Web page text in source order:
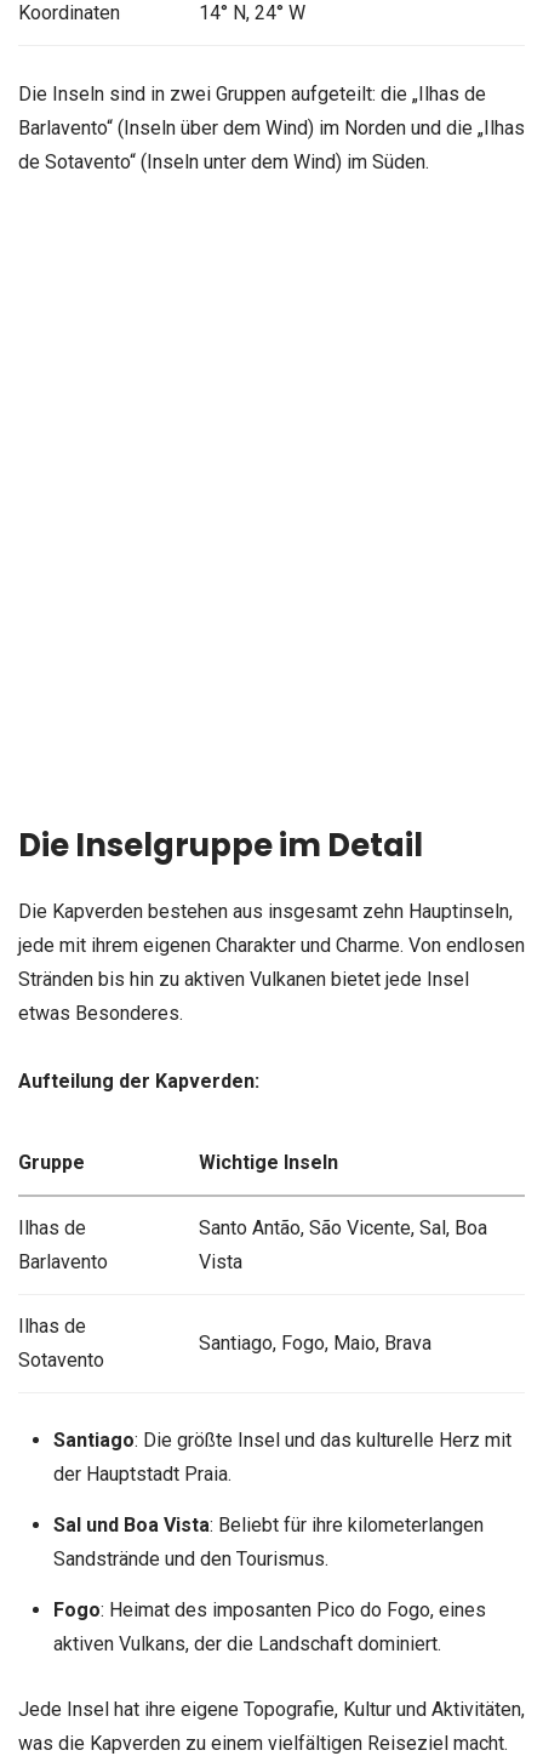
Koordinaten 14° N, 24° W
Die Inseln sind in zwei Gruppen aufgeteilt: die „Ilhas de
Barlavento“ (Inseln über dem Wind) im Norden und die „Ilhas
de Sotavento“ (Inseln unter dem Wind) im Süden.
Die Inselgruppe im Detail
Die Kapverden bestehen aus insgesamt zehn Hauptinseln,
jede mit ihrem eigenen Charakter und Charme. Von endlosen
Stränden bis hin zu aktiven Vulkanen bietet jede Insel
etwas Besonderes.
Aufteilung der Kapverden:
Gruppe Wichtige Inseln
Ilhas de
Barlavento
Santo Antão, São Vicente, Sal, Boa
Vista
Ilhas de
Sotavento
Santiago, Fogo, Maio, Brava
Santiago: Die größte Insel und das kulturelle Herz mit
der Hauptstadt Praia.
Sal und Boa Vista: Beliebt für ihre kilometerlangen
Sandstrände und den Tourismus.
Fogo: Heimat des imposanten Pico do Fogo, eines
aktiven Vulkans, der die Landschaft dominiert.
Jede Insel hat ihre eigene Topografie, Kultur und Aktivitäten,
was die Kapverden zu einem vielfältigen Reiseziel macht.